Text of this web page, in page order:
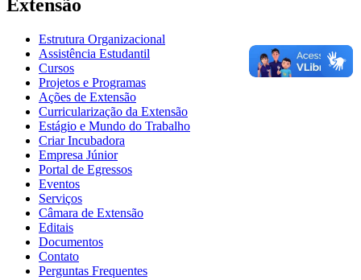
Extensão
Estrutura Organizacional
Assistência Estudantil
Cursos
Projetos e Programas
Ações de Extensão
Curricularização da Extensão
Estágio e Mundo do Trabalho
Criar Incubadora
Empresa Júnior
Portal de Egressos
Eventos
Serviços
Câmara de Extensão
Editais
Documentos
Contato
Perguntas Frequentes